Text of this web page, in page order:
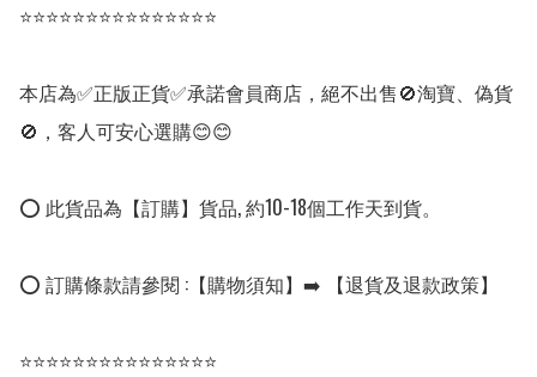
⭐⭐⭐⭐⭐⭐⭐⭐⭐⭐⭐⭐⭐⭐⭐
本店為✅正版正貨✅承諾會員商店，絕不出售🚫淘寶、偽貨
🚫，客人可安心選購😊😊
⭕ 此貨品為【訂購】貨品, 約10-18個工作天到貨。
⭕ 訂購條款請參閱 :【購物須知】➡️ 【退貨及退款政策】
⭐⭐⭐⭐⭐⭐⭐⭐⭐⭐⭐⭐⭐⭐⭐